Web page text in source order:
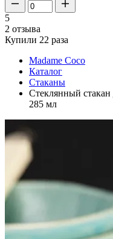
5
2 отзыва
Купили 22 раза
Madame Coco
Каталог
Стаканы
Стеклянный стакан
285 мл